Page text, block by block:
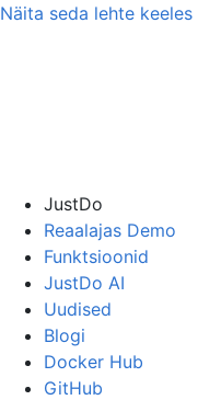
Näita seda lehte keeles
JustDo
Reaalajas Demo
Funktsioonid
JustDo AI
Uudised
Blogi
Docker Hub
GitHub